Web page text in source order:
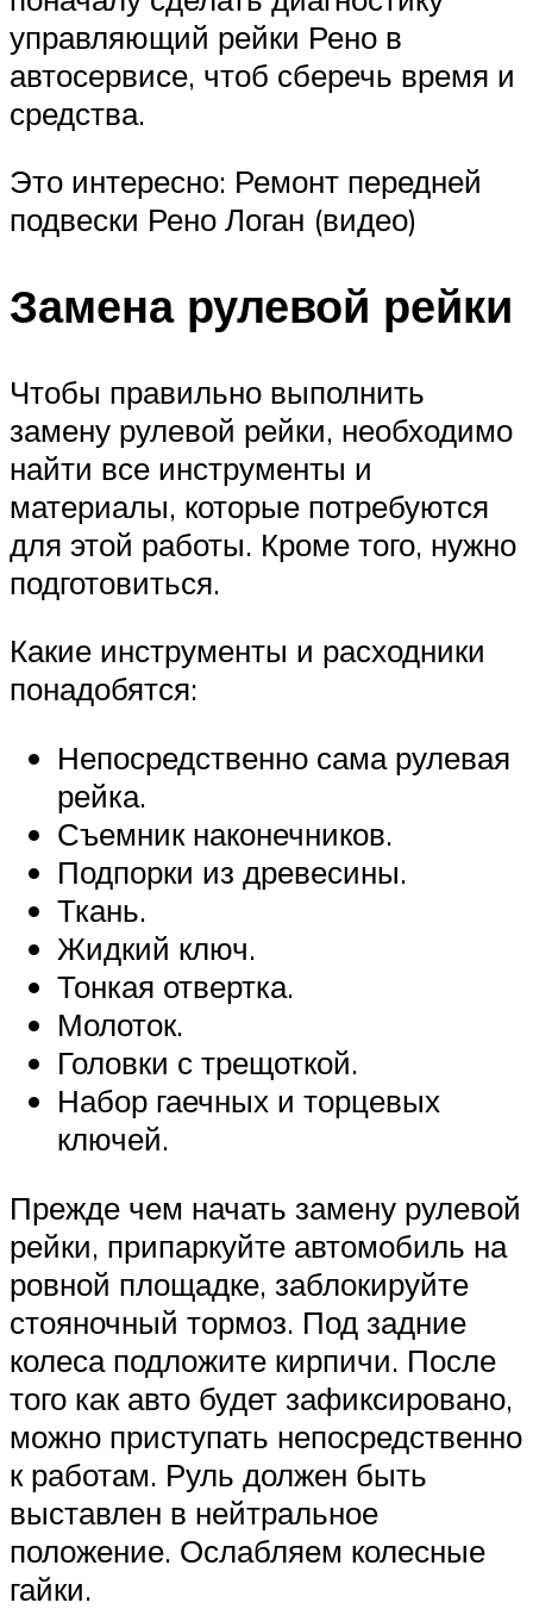
управляющий рейки Рено в
автосервисе, чтоб сберечь время и
средства.
Это интересно: Ремонт передней
подвески Рено Логан (видео)
Замена рулевой рейки
Чтобы правильно выполнить
замену рулевой рейки, необходимо
найти все инструменты и
материалы, которые потребуются
для этой работы. Кроме того, нужно
подготовиться.
Какие инструменты и расходники
понадобятся:
Непосредственно сама рулевая
рейка.
Съемник наконечников.
Подпорки из древесины.
Ткань.
Жидкий ключ.
Тонкая отвертка.
Молоток.
Головки с трещоткой.
Набор гаечных и торцевых
ключей.
Прежде чем начать замену рулевой
рейки, припаркуйте автомобиль на
ровной площадке, заблокируйте
стояночный тормоз. Под задние
колеса подложите кирпичи. После
того как авто будет зафиксировано,
можно приступать непосредственно
к работам. Руль должен быть
выставлен в нейтральное
положение. Ослабляем колесные
гайки.